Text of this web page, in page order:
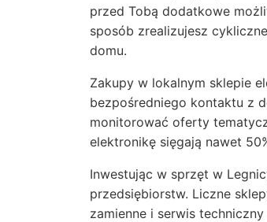
przed Tobą dodatkowe
sposób zrealizujesz
domu.
Zakupy w lokalnym sklepie
bezpośredniego kontaktu z
monitorować oferty
elektronikę sięgają nawet
Inwestując w sprzęt w
przedsiębiorstw. Liczne
zamienne i serwis